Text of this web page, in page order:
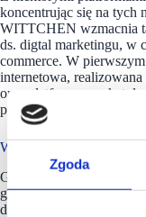
Zgoda
koncentrując się na tych
WITTCHEN wzmacnia
ds. digtal marketingu, w
commerce. W
internetowa, realizowana
oraz platformy
przychodów (+6% r/r) i
Wittchen ma w portfelu
Grupa WITTCHEN
galanterii skórzanej,
dodatków i akcesoriów